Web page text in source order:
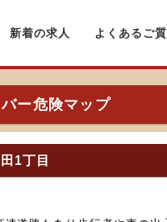
新着の求人 よくあるご
ー危険マップ
1丁目